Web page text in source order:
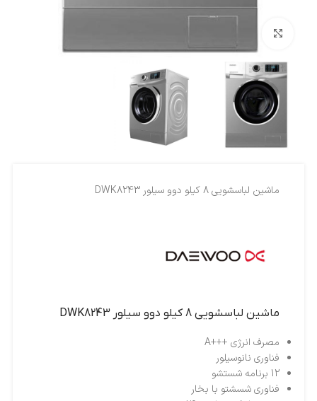
ماشين لباسشويي 8 کيلو دوو سيلور DWK8243
ماشين لباسشويي 8 کيلو دوو سيلور DWK8243
مصرف انرژی +++A
فناوری نانوسیلور
12 برنامه شستشو
فناوری شسشتو با بخار